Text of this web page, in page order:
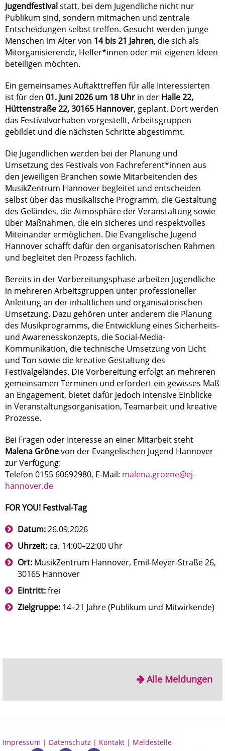
Jugendfestivalstatt, bei dem Jugendliche nicht nur
Publikum sind, sondern mitmachen und zentrale
Entscheidungen selbst treffen. Gesucht werden junge
Menschen im Alter von 14 bis 21 Jahren, die sich als
Mitorganisierende, Helfer*innen oder mit eigenen Ideen
beteiligen möchten.
Ein gemeinsames Auftakttreffen für alle Interessierten
ist für den 01. Juni 2026 um 18 Uhr in der Halle 22,
Hüttenstraße 22, 30165 Hannover, geplant. Dort werden
das Festivalvorhaben vorgestellt, Arbeitsgruppen
gebildet und die nächsten Schritte abgestimmt.
Die Jugendlichen werden bei der Planung und
Umsetzung des Festivals von Fachreferent*innen aus
den jeweiligen Branchen sowie Mitarbeitenden des
MusikZentrum Hannover begleitet und entscheiden
selbst über das musikalische Programm, die Gestaltung
des Geländes, die Atmosphäre der Veranstaltung sowie
über Maßnahmen, die ein sicheres und respektvolles
Miteinander ermöglichen. Die Evangelische Jugend
Hannover schafft dafür den organisatorischen Rahmen
und begleitet den Prozess fachlich.
Bereits in der Vorbereitungsphase arbeiten Jugendliche
in mehreren Arbeitsgruppen unter professioneller
Anleitung an der inhaltlichen und organisatorischen
Umsetzung. Dazu gehören unter anderem die Planung
des Musikprogramms, die Entwicklung eines Sicherheits-
und Awarenesskonzepts, die Social-Media-
Kommunikation, die technische Umsetzung von Licht
und Ton sowie die kreative Gestaltung des
Festivalgeländes. Die Vorbereitung erfolgt an mehreren
gemeinsamen Terminen und erfordert ein gewisses Maß
an Engagement, bietet dafür jedoch intensive Einblicke
in Veranstaltungsorganisation, Teamarbeit und kreative
Prozesse.
Bei Fragen oder Interesse an einer Mitarbeit steht
Malena Grönevon der Evangelischen Jugend Hannover
zur Verfügung:
Telefon 0155 60692980, E-Mail: malena.groene@ej-
hannover.de
FOR YOU! Festival-Tag
Datum:26.09.2026
Uhrzeit: ca. 14:00–22:00 Uhr
Ort: MusikZentrum Hannover, Emil-Meyer-Straße 26,
30165 Hannover
Eintritt:frei
Zielgruppe: 14–21 Jahre (Publikum und Mitwirkende)
Alle Meldungen
Impressum | Datenschutz | Kontakt | Meldestelle